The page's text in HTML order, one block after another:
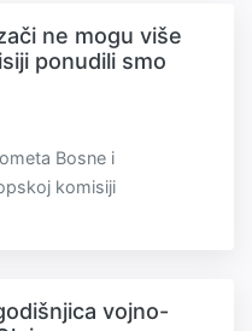
ne mogu više
ponudili smo
Bosne i
komisiji
vojno-